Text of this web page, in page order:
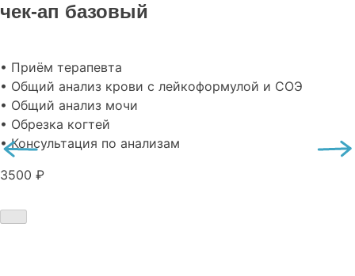
чек-ап базовый
• Приём терапевта
• Общий анализ крови с лейкоформулой и СОЭ
• Общий анализ мочи
• Обрезка когтей
• Консультация по анализам
3500 ₽